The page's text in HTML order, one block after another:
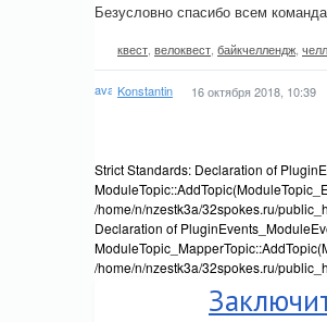
Безусловно спасибо всем
квест велоквест байкчеллендж
Konstantin 16 октября 2018, 10:39
Strict Standards: Declaration of
/home/n/nzestk3a/32spokes.ru/
Declaration of
/home/n/nzestk3a/32spokes.ru/